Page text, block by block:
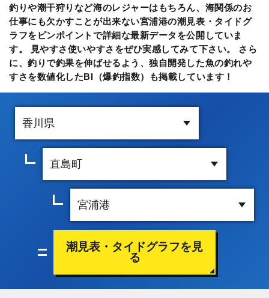
釣りや潮干狩りなど海のレジャーはもちろん、海関係のお
仕事にも欠かすことが出来ない宮浦港の潮見表・タイドグ
ラフをピンポイントで詳細な最新データを公開していま
す。 見やすさ使いやすさをぜひ実感してみて下さい。 さら
に、釣りで釣果を伸ばせるよう、独自開発した魚の釣れや
すさを数値化したBI（爆釣指数）も掲載しています！
潮見表・タイドグラフを見
る